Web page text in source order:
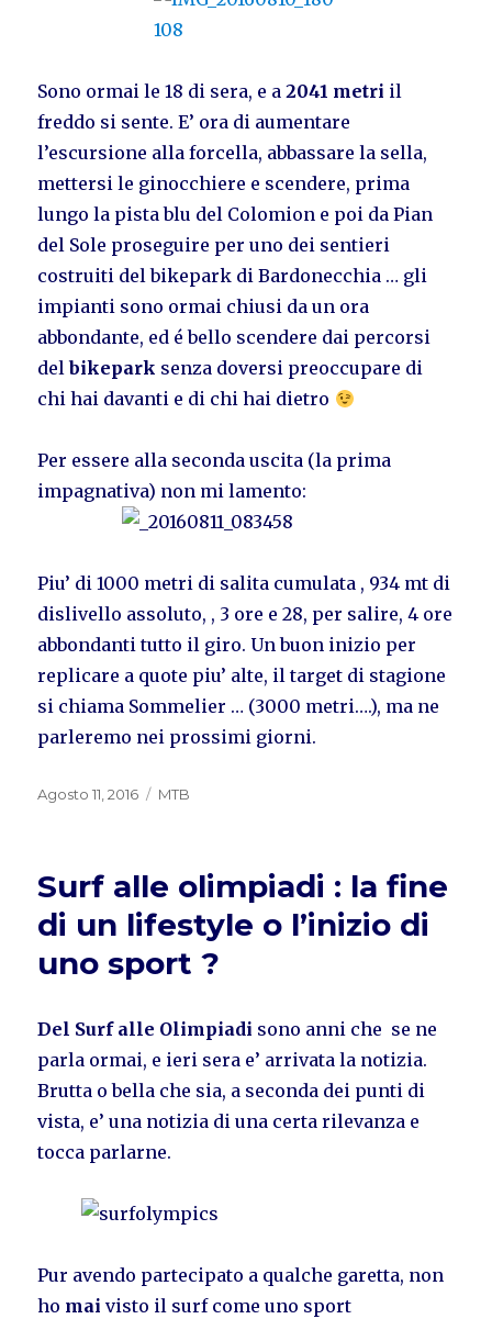
Sono ormai le 18 di sera, e a2041 metri il
freddo si sente. E’ ora di aumentare
l’escursione alla forcella, abbassare la sella,
mettersi le ginocchiere e scendere, prima
lungo la pista blu del Colomion e poi da Pian
del Sole proseguire per uno dei sentieri
costruiti del bikepark di Bardonecchia … gli
impianti sono ormai chiusi da un ora
abbondante, ed é bello scendere dai percorsi
delbikepark senza doversi preoccupare di
chi hai davanti e di chi hai dietro
Per essere alla seconda uscita (la prima
impagnativa) non mi lamento:
Piu’ di 1000 metri di salita cumulata , 934 mt di
dislivello assoluto, , 3 ore e 28, per salire, 4 ore
abbondanti tutto il giro. Un buon inizio per
replicare a quote piu’ alte, il target di stagione
si chiama Sommelier … (3000 metri….), ma ne
parleremo nei prossimi giorni.
Pubblicato
Agosto 11, 2016 Categorie
MTB
Surf alle olimpiadi : la fine
di un lifestyle o l’inizio di
uno sport ?
Del Surf alle Olimpiadi sono anni che se ne
parla ormai, e ieri sera e’ arrivata la notizia.
Brutta o bella che sia, a seconda dei punti di
vista, e’ una notizia di una certa rilevanza e
tocca parlarne.
Pur avendo partecipato a qualche garetta, non
ho mai visto il surf come uno sport